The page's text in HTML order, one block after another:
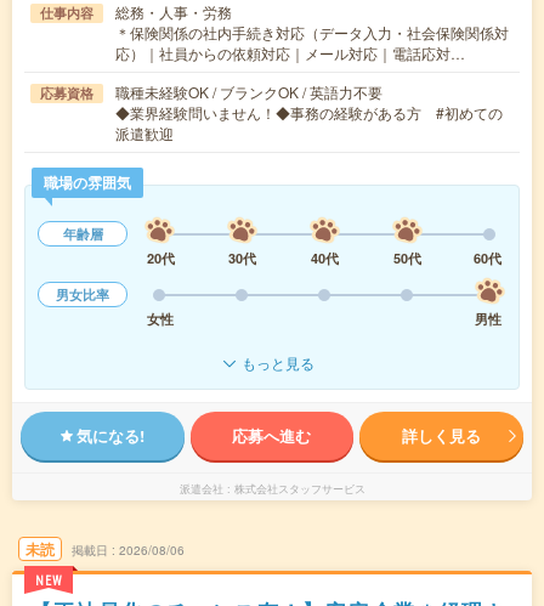
仕事内容
総務・人事・労務
＊保険関係の社内手続き対応（データ入力・社会保険関係対
応）｜社員からの依頼対応｜メール対応｜電話応対…
応募資格
職種未経験OK / ブランクOK / 英語力不要
◆業界経験問いません！◆事務の経験がある方 #初めての
派遣歓迎
職場の雰囲気
年齢層
20代
30代 40代 50代
60代
男女比率
女性
男性
もっと見る
気になる! 応募へ進む 詳しく見る
派遣会社 株式会社スタッフサービス
未読
NEW
掲載日 2026/08/06